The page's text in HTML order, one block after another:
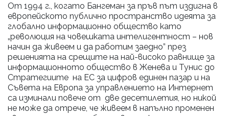
От 1994 г., когато Бангеман за пръв път издигна в
европейското публично пространство идеята за
глобално информационно общество като
„революция на човешката интелигентност – нов
начин да живеем и да работим заедно” през
решенията на срещите на най-високо равнище за
информационното общество в Женева и Тунис до
Стратегиите на ЕС за цифров единен пазар и на
Съвета на Европа за управлението на Интернет
са изминали повече от две десетилетия, но никой
не може да отрече, че живеем в напълно променен